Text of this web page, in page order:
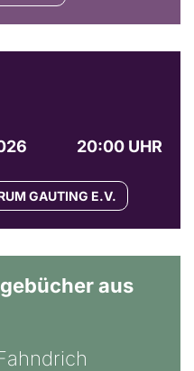
20:00 UHR
GAUTING E.V.
aus